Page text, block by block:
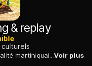
& replay
A travers le témoignage d'une personnalité martiniquaise, Ziétaj propose de découvrir la culture de l'ïle. Ecrivains, sportifs et artistes présentent leur Martinique.Voir plus